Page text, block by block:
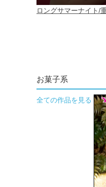
お菓子系
全ての作品を見る